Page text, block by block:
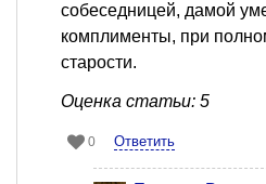
собеседницей, дамой
комплименты, при
старости.
Оценка статьи: 5
0 Ответить